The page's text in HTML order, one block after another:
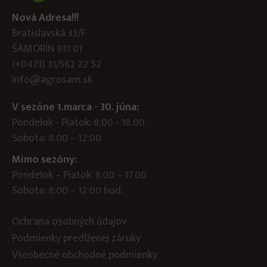
Nová Adresa!!!
Bratislavská 33/F
ŠAMORÍN 931 01
(+0421) 31/562 22 52
info@agrosam.sk
V sezóne 1.marca - 30. júna:
Pondelok - Piatok: 8:00 - 18:00
Sobota: 8:00 – 12:00
Mimo sezóny:
Pondelok – Piatok: 8.00 – 17.00
Sobota: 8:00 – 12:00 hod.
Ochrana osobných údajov
Podmienky predĺženej záruky
Všeobecné obchodné podmienky